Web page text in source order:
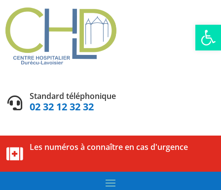
Ouvrir
 Standard téléphonique
02 32 12 32 32
 Les numéros à connaître en cas d'urgence